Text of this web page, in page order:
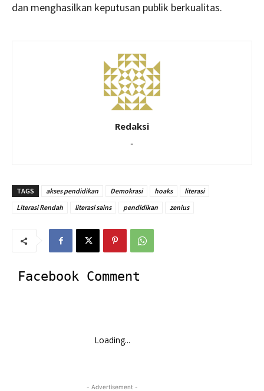
dan menghasilkan keputusan publik berkualitas.
Redaksi
-
TAGS akses pendidikan Demokrasi hoaks
literasi
Literasi Rendah
literasi sains pendidikan zenius
Facebook Comment
Loading...
- Advertisement -